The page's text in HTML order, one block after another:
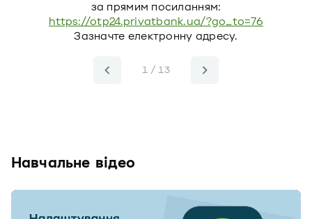
за прямим посиланням:
https://otp24.privatbank.ua/?go_to=76
Зазначте електронну адресу.
1 / 13
Навчальне відео